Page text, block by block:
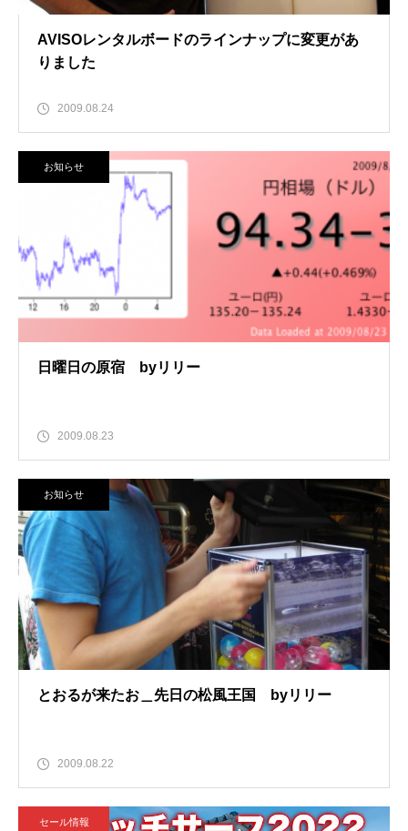
AVISOレンタルボードのラインナップに変更があ
りました
2009.08.24
お知らせ
日曜日の原宿 byリリー
2009.08.23
お知らせ
とおるが来たお＿先日の松風王国 byリリー
2009.08.22
セール情報